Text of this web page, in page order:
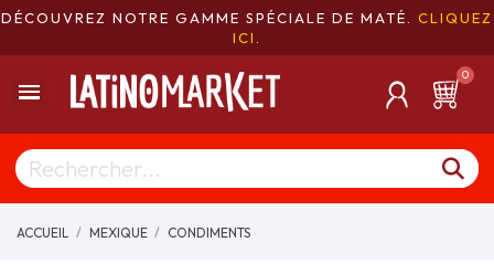
DÉCOUVREZ NOTRE GAMME SPÉCIALE DE MATÉ. CLIQUEZ
ICI
ACCUEIL MEXIQUE CONDIMENTS